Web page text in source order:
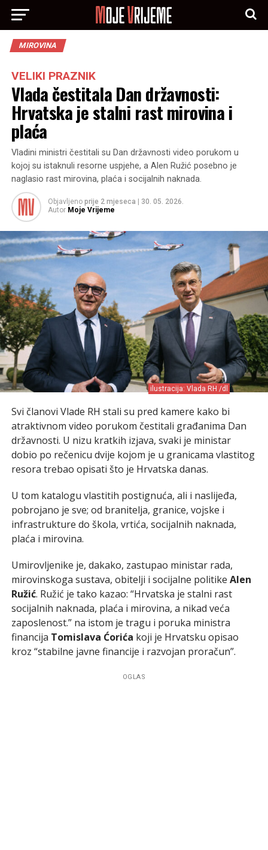
MIROVINA
VELIKI PRAZNIK
Vlada čestitala Dan državnosti:
Hrvatska je stalni rast mirovina i
plaća
Vladini ministri čestitali su Dan državnosti video porukom u
kojoj su istaknuli resorne uspjehe, a Alen Ružić posebno je
naglasio rast mirovina, plaća i socijalnih naknada.
Objavljeno prije 2 mjeseca
30. 05. 2026.
Autor Moje Vrijeme
ilustracija: Vlada RH /dl
Svi članovi Vlade RH stali su pred kamere kako bi
atraktivnom video porukom čestitali građanima Dan
državnosti. U nizu kratkih izjava, svaki je ministar
dobio po rečenicu dvije kojom je u granicama vlastitog
resora trebao opisati što je Hrvatska danas.
U tom katalogu vlastitih postignuća, ali i naslijeđa,
pobrojano je sve; od branitelja, granice, vojske i
infrastrukture do škola, vrtića, socijalnih naknada,
plaća i mirovina.
Umirovljenike je, dakako, zastupao ministar rada,
mirovinskoga sustava, obitelji i socijalne politike Alen
Ružić. Ružić je tako kazao: “Hrvatska je stalni rast
socijalnih naknada, plaća i mirovina, a nikad veća
zaposlenost.” na istom je tragu i poruka ministra
financija Tomislava Ćorića koji je Hrvatsku opisao
kroz “stabilne javne financije i razvojan proračun”.
OGLAS